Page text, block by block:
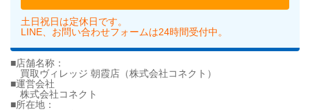
土日祝日は定休日です。
LINE、お問い合わせフォームは24時間受付中。
■店舗名称：
買取ヴィレッジ 朝霞店（株式会社コネクト）
■運営会社
株式会社コネクト
■所在地：